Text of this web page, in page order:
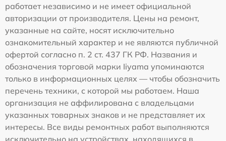
работает независимо и не имеет официальной
авторизации от производителя. Цены на ремонт,
указанные на сайте, носят исключительно
ознакомительный характер и не являются публичной
офертой согласно п. 2 ст. 437 ГК РФ. Названия и
обозначения торговой марки Iiyama упоминаются
только в информационных целях — чтобы обозначить
перечень техники, с которой мы работаем. Наша
организация не аффилирована с владельцами
указанных товарных знаков и не представляет их
интересы. Все виды ремонтных работ выполняются
исключительно на устройствах, находящихся в